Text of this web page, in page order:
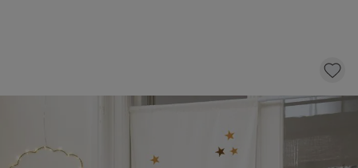
POPPENKAST VOOR DEUR «LÉGENDE»
49,95